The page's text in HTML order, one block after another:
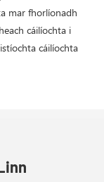
mar fhorlíonadh
cáilíochta i
cáilíochta